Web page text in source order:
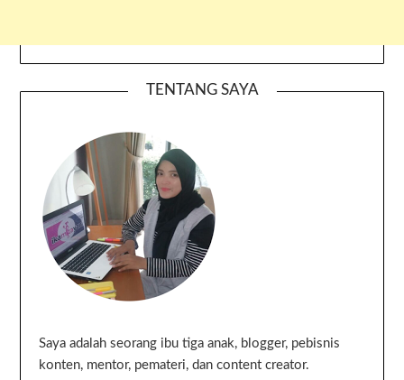
TENTANG SAYA
Saya adalah seorang ibu tiga anak, blogger, pebisnis
konten, mentor, pemateri, dan content creator.